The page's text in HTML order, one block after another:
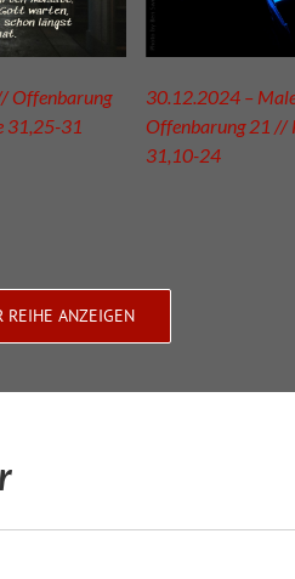
Offenbarung
31,25-31
30.12.2024 –
Offenbarung 21 //
31,10-24
REIHE ANZEIGEN